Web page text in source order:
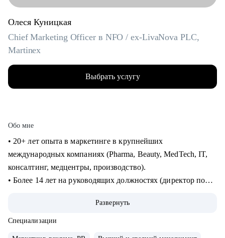
Олеся Куницкая
Chief Marketing Officer в NFO / ex-LivaNova PLC,
Martinex
Выбрать услугу
Обо мне
• 20+ лет опыта в маркетинге в крупнейших
международных компаниях (Pharma, Beauty, MedTech, IT,
консалтинг, медцентры, производство).
• Более 14 лет на руководящих должностях (директор по
• Обширная экспертиза в стратегическом планировании,
консалтинге, запуске новых продуктов и направлений,
Развернуть
Специализации